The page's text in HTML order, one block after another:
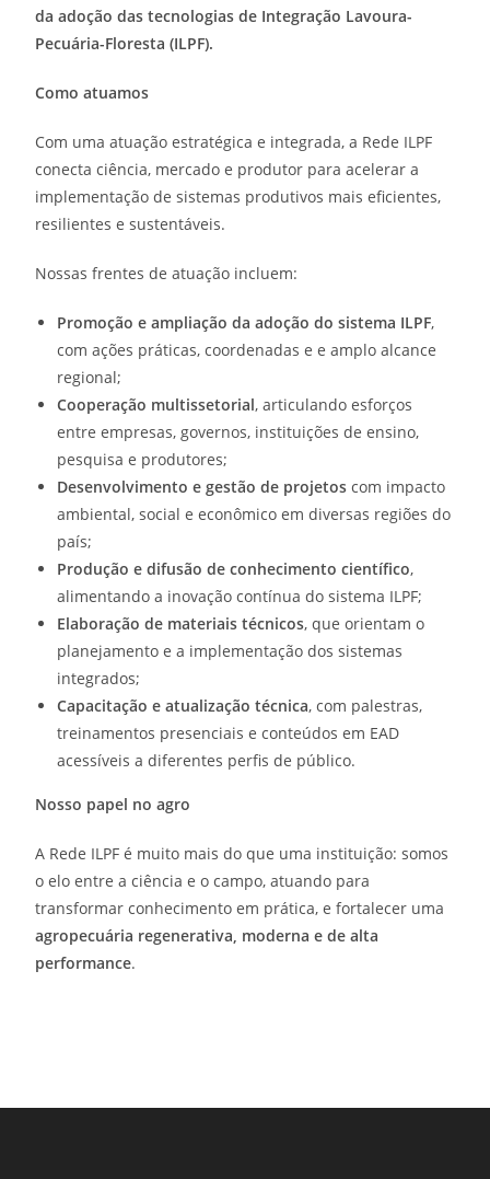
da adoção das tecnologias de Integração Lavoura-
Pecuária-Floresta (ILPF).
Como atuamos
Com uma atuação estratégica e integrada, a Rede ILPF
conecta ciência, mercado e produtor para acelerar a
implementação de sistemas produtivos mais eficientes,
resilientes e sustentáveis.
Nossas frentes de atuação incluem:
Promoção e ampliação da adoção do sistema ILPF,
com ações práticas, coordenadas e e amplo alcance
regional;
Cooperação multissetorial, articulando esforços
entre empresas, governos, instituições de ensino,
pesquisa e produtores;
Desenvolvimento e gestão de projetos com impacto
ambiental, social e econômico em diversas regiões do
país;
Produção e difusão de conhecimento científico,
alimentando a inovação contínua do sistema ILPF;
Elaboração de materiais técnicos, que orientam o
planejamento e a implementação dos sistemas
integrados;
Capacitação e atualização técnica, com palestras,
treinamentos presenciais e conteúdos em EAD
acessíveis a diferentes perfis de público.
Nosso papel no agro
A Rede ILPF é muito mais do que uma instituição: somos
o elo entre a ciência e o campo, atuando para
transformar conhecimento em prática, e fortalecer uma
agropecuária regenerativa, moderna e de alta
performance.